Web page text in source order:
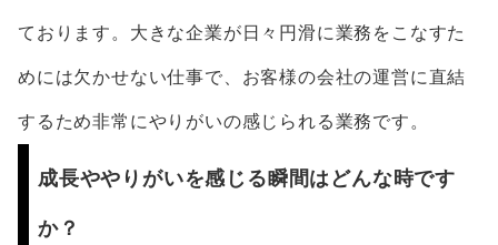
ております。大きな企業が日々円滑に業務をこなすた
めには欠かせない仕事で、お客様の会社の運営に直結
するため非常にやりがいの感じられる業務です。
成長ややりがいを感じる瞬間はどんな時です
か？